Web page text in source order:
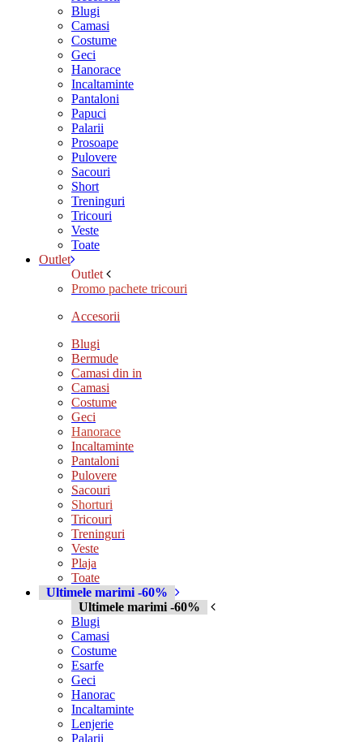
Blugi
Camasi
Costume
Geci
Hanorace
Incaltaminte
Pantaloni
Papuci
Palarii
Prosoape
Pulovere
Sacouri
Short
Treninguri
Tricouri
Veste
Toate
Outlet
Outlet
Promo pachete tricouri
Accesorii
Blugi
Bermude
Camasi din in
Camasi
Costume
Geci
Hanorace
Incaltaminte
Pantaloni
Pulovere
Sacouri
Shorturi
Tricouri
Treninguri
Veste
Plaja
Toate
Ultimele marimi -60%
Ultimele marimi -60%
Blugi
Camasi
Costume
Esarfe
Geci
Hanorac
Incaltaminte
Lenjerie
Palarii